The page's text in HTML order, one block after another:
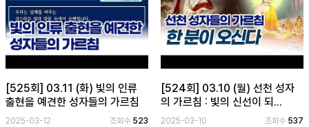
[525회] 03.11 (화) 빛의 인류
출현을 예견한 성자들의 가르침
2025-03-12 조회수 523
[524회] 03.10 (월) 선천 성자
의 가르침 : 빛의 신선이 되...
2025-03-10 조회수 537